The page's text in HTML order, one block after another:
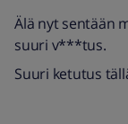
Älä nyt sentään
suuri v***tus.
Suuri ketutus